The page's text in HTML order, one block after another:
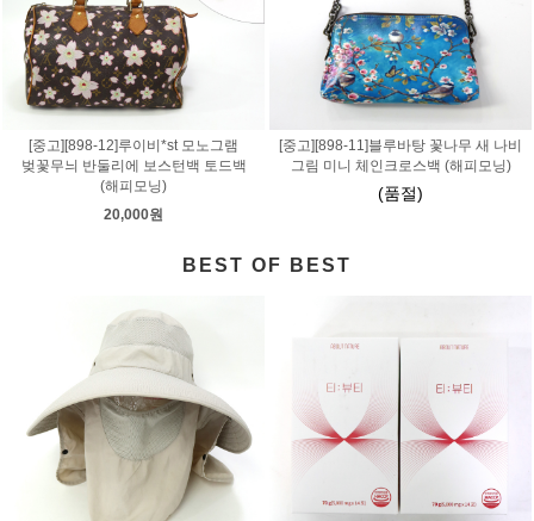
[중고][898-12]루이비*st 모노그램
벚꽃무늬 반둘리에 보스턴백 토드백
(해피모닝)
20,000원
[중고][898-11]블루바탕 꽃나무 새 나비
그림 미니 체인크로스백 (해피모닝)
(품절)
BEST OF BEST